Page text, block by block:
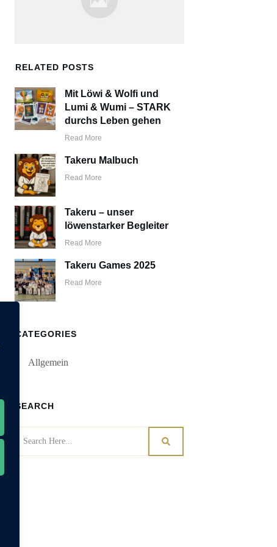
RELATED POSTS
Mit Löwi & Wolfi und
Lumi & Wumi – STARK
durchs Leben gehen
Read More
Takeru Malbuch
Read More
Takeru – unser
löwenstarker Begleiter
Read More
Takeru Games 2025
Read More
CATEGORIES
Allgemein
SEARCH